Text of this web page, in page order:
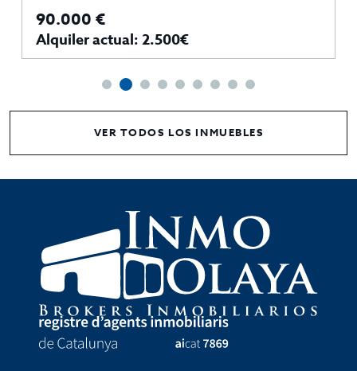
90.000 €
Alquiler actual: 2.500€
VER TODOS LOS INMUEBLES